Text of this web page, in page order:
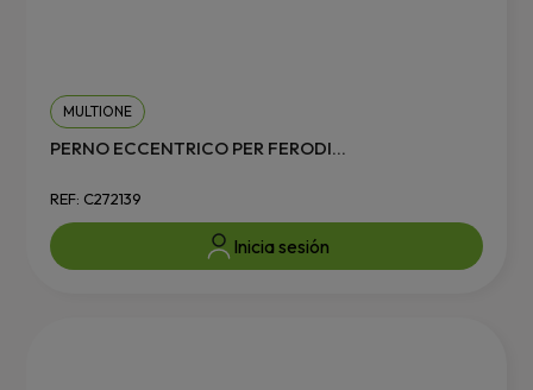
MULTIONE
PERNO ECCENTRICO PER FERODI...
REF: C272139
Inicia sesión